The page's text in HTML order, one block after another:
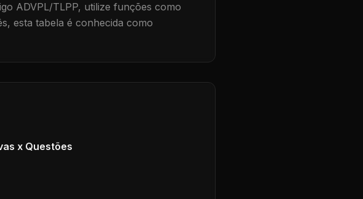
ADVPL/TLPP, utilize funções como
esta tabela é conhecida como
x Questões